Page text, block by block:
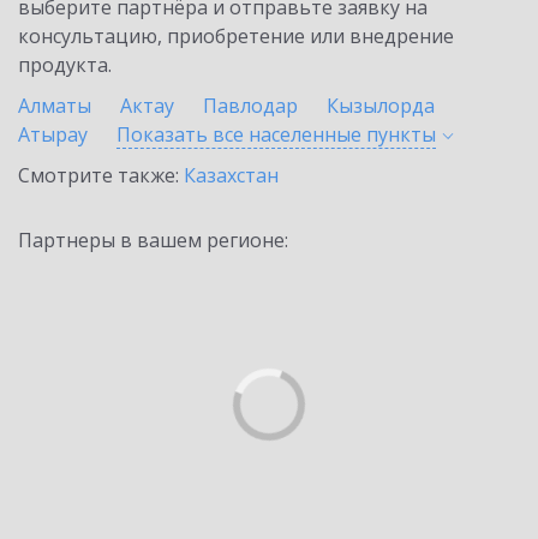
выберите партнёра и отправьте заявку на
консультацию, приобретение или внедрение
продукта.
Алматы
Актау Павлодар
Кызылорда
Атырау
Показать все населенные пункты
Смотрите также: Казахстан
Партнеры в вашем регионе: